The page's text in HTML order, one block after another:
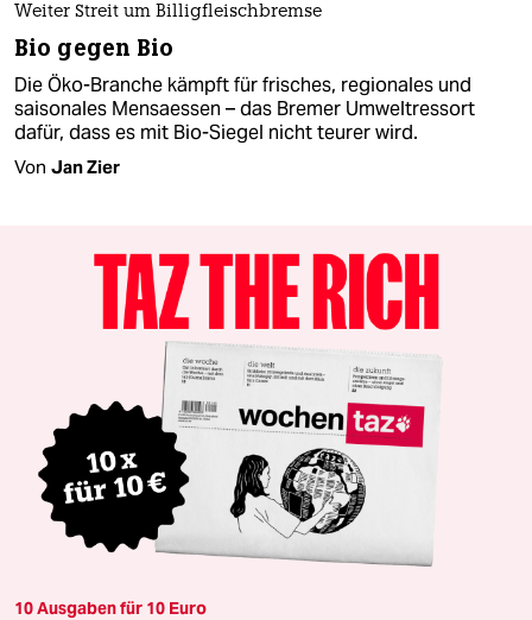
Weiter Streit um Billigfleischbremse
Bio gegen Bio
Die Öko-Branche kämpft für frisches, regionales und
saisonales Mensaessen – das Bremer Umweltressort
dafür, dass es mit Bio-Siegel nicht teurer wird.
Von Jan Zier
10 Ausgaben für 10 Euro